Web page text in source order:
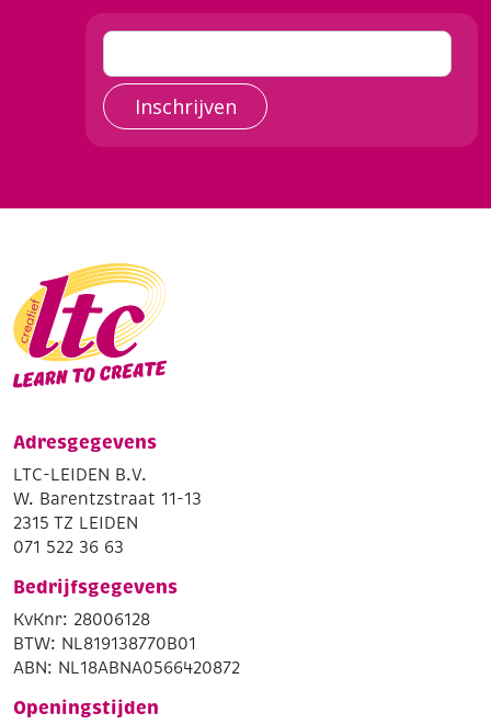
Inschrijven
Adresgegevens
LTC-LEIDEN B.V.
W. Barentzstraat 11-13
2315 TZ LEIDEN
071 522 36 63
Bedrijfsgegevens
KvKnr: 28006128
BTW: NL819138770B01
ABN: NL18ABNA0566420872
Openingstijden